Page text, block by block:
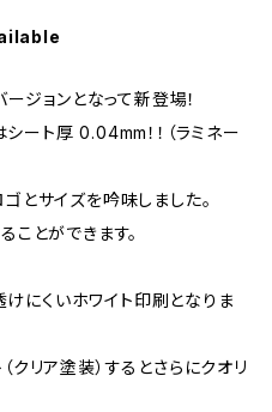
ジョンとなって新登場！
ート厚 0.04mm！！（ラミネー
とサイズを吟味しました。
ことができます。
にくいホワイト印刷となりま
クリア塗装）するとさらにクオリ